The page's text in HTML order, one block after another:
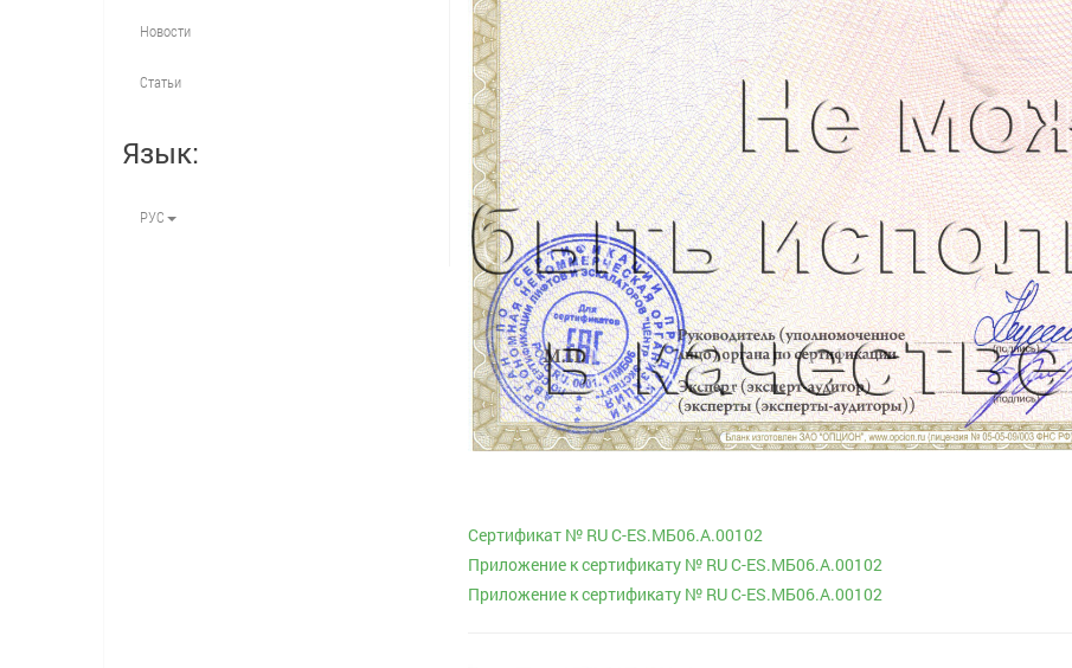
Сертификат № RU С-ES.МБ06.А.00102
Приложение к сертификату № RU С-ES.МБ06.А.00102
Приложение к сертификату № RU С-ES.МБ06.А.00102
Новости
Статьи
Язык:
РУС